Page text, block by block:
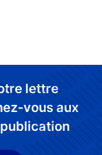
lettre
vous aux